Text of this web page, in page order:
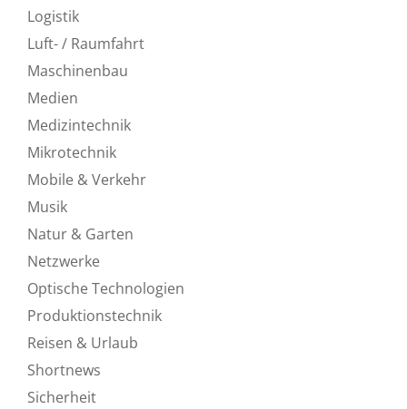
Logistik
Luft- / Raumfahrt
Maschinenbau
Medien
Medizintechnik
Mikrotechnik
Mobile & Verkehr
Musik
Natur & Garten
Netzwerke
Optische Technologien
Produktionstechnik
Reisen & Urlaub
Shortnews
Sicherheit